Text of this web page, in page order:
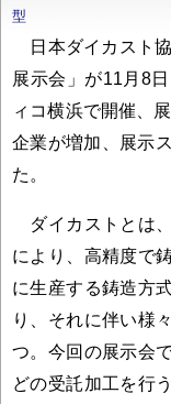
型
日本ダイカスト
展示会」が11月8
ィコ横浜で開催、
企業が増加、展示
た。
ダイカストとは
により、高精度で
に生産する鋳造方
り、それに伴い様
つ。今回の展示会
どの受託加工を行